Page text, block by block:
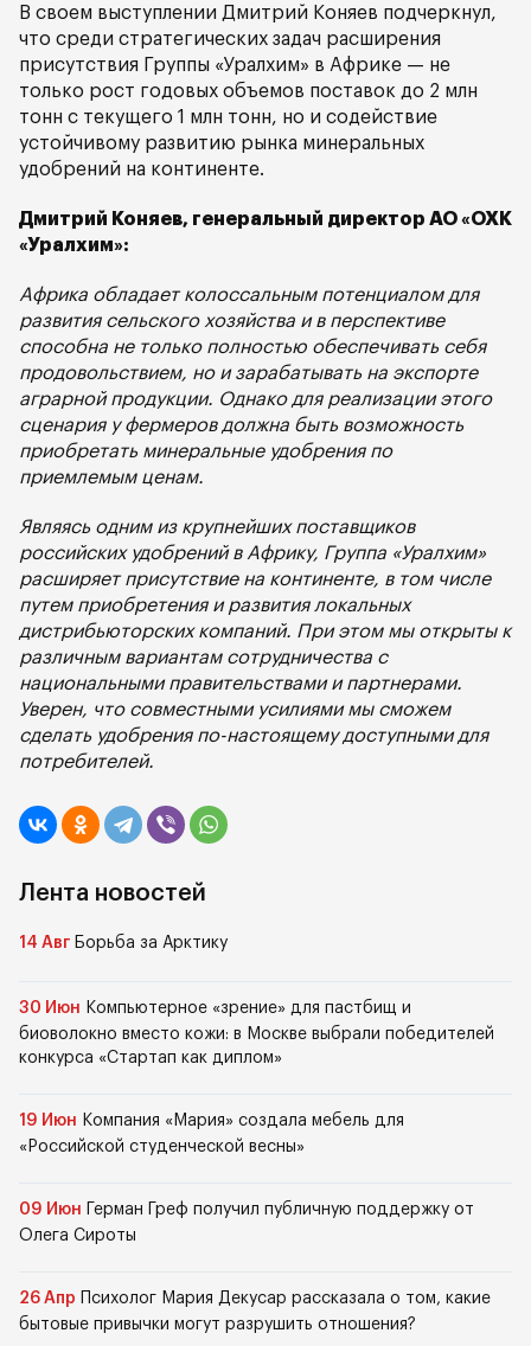
В своем выступлении Дмитрий Коняев подчеркнул,
что среди стратегических задач расширения
присутствия Группы «Уралхим» в Африке — не
только рост годовых объемов поставок до 2 млн
тонн с текущего 1 млн тонн, но и содействие
устойчивому развитию рынка минеральных
удобрений на континенте.
Дмитрий Коняев, генеральный директор АО «ОХК
«Уралхим»:
Африка обладает колоссальным потенциалом для
развития сельского хозяйства и в перспективе
способна не только полностью обеспечивать себя
продовольствием, но и зарабатывать на экспорте
аграрной продукции. Однако для реализации этого
сценария у фермеров должна быть возможность
приобретать минеральные удобрения по
приемлемым ценам.
Являясь одним из крупнейших поставщиков
российских удобрений в Африку, Группа «Уралхим»
расширяет присутствие на континенте, в том числе
путем приобретения и развития локальных
дистрибьюторских компаний. При этом мы открыты к
различным вариантам сотрудничества с
национальными правительствами и партнерами.
Уверен, что совместными усилиями мы сможем
сделать удобрения по-настоящему доступными для
потребителей.
Лента новостей
14 Авг Борьба за Арктику
30 Июн Компьютерное «зрение» для пастбищ и
биоволокно вместо кожи: в Москве выбрали победителей
конкурса «Стартап как диплом»
19 Июн Компания «Мария» создала мебель для
«Российской студенческой весны»
09 Июн
Герман Греф получил публичную поддержку от
Олега Сироты
26 Апр
Психолог Мария Декусар рассказала о том, какие
бытовые привычки могут разрушить отношения?